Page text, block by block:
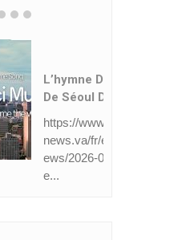
L’hymne Des JMJ
De Séoul Dévoilé
https://www.vatican
news.va/fr/eglise/n
ews/2026-08/hymn
e...